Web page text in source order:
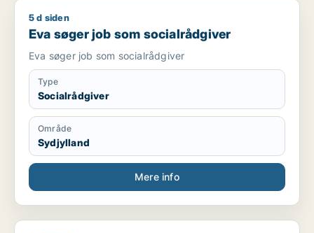
Eva søger job som socialrådgiver
5 d siden
Eva søger job som socialrådgiver
Eva søger job som socialrådgiver
Type
Socialrådgiver
Område
Sydjylland
Mere info